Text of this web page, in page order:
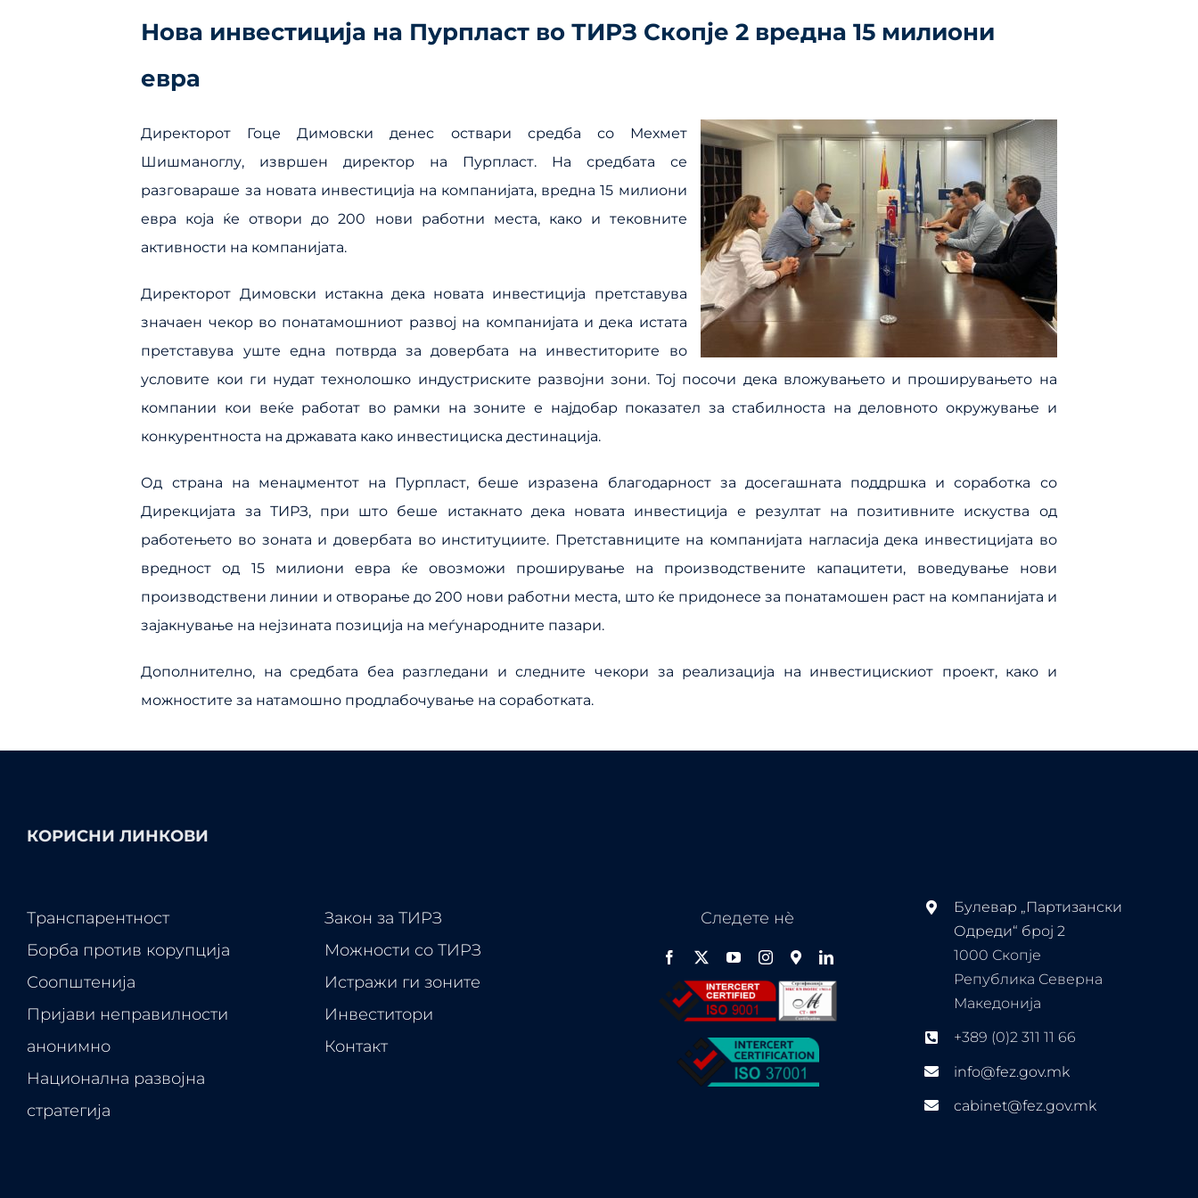
Нова инвестиција на Пурпласт во ТИРЗ Скопје 2 вредна 15 милиони
евра
Директорот Гоце Димовски денес оствари средба со Мехмет
Шишманоглу, извршен директор на Пурпласт. На средбата се
разговараше за новата инвестиција на компанијата, вредна 15 милиони
евра која ќе отвори до 200 нови работни места, како и тековните
активности на компанијата.
Директорот Димовски истакна дека новата инвестиција претставува
значаен чекор во понатамошниот развој на компанијата и дека истата
претставува уште една потврда за довербата на инвеститорите во
условите кои ги нудат технолошко индустриските развојни зони. Тој посочи дека вложувањето и проширувањето на
компании кои веќе работат во рамки на зоните е најдобар показател за стабилноста на деловното окружување и
конкурентноста на државата како инвестициска дестинација.
Од страна на менаџментот на Пурпласт, беше изразена благодарност за досегашната поддршка и соработка со
Дирекцијата за ТИРЗ, при што беше истакнато дека новата инвестиција е резултат на позитивните искуства од
работењето во зоната и довербата во институциите. Претставниците на компанијата нагласија дека инвестицијата во
вредност од 15 милиони евра ќе овозможи проширување на производствените капацитети, воведување нови
производствени линии и отворање до 200 нови работни места, што ќе придонесе за понатамошен раст на компанијата и
зајакнување на нејзината позиција на меѓународните пазари.
Дополнително, на средбата беа разгледани и следните чекори за реализација на инвестицискиот проект, како и
можностите за натамошно продлабочување на соработката.
КОРИСНИ ЛИНКОВИ
Транспарентност
Борба против корупција
Соопштенија
Пријави неправилности
анонимно
Национална развојна
стратегија
Закон за ТИРЗ
Можности со ТИРЗ
Истражи ги зоните
Инвеститори
Контакт
Следете нѐ
Булевар „Партизански
Одреди“ број 2
1000 Скопје
Република Северна
Македонија
+389 (0)2 311 11 66
info@fez.gov.mk
cabinet@fez.gov.mk